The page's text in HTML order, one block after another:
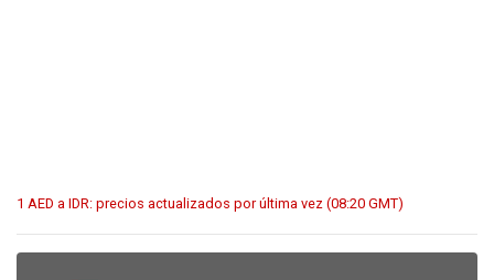
1 AED a IDR: precios actualizados por última vez (08:20 GMT)